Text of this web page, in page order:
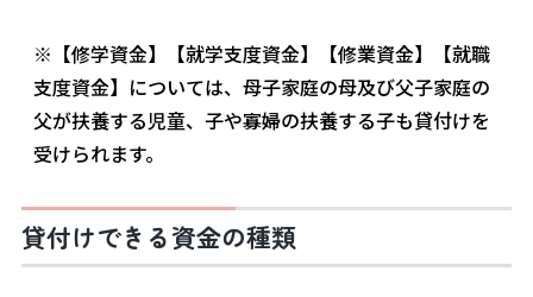
※【修学資金】【就学支度資金】【修業資金】【就職
支度資金】については、母子家庭の母及び父子家庭の
父が扶養する児童、子や寡婦の扶養する子も貸付けを
受けられます。
貸付けできる資金の種類